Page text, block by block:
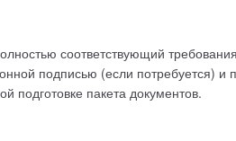
соответствующий
подписью (если потребуется)
подготовке пакета документов.